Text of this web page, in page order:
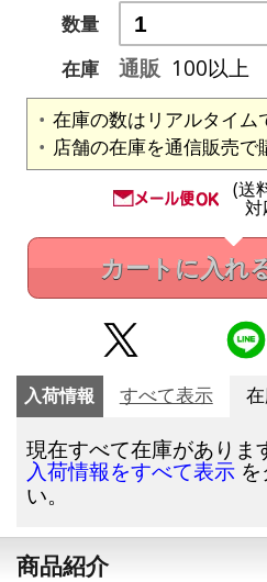
数量
在庫
通販 100以上
在庫の数はリアルタイム
店舗の在庫を通信販売で
(送
対
カートに入れ
入荷情報 すべて表示
現在すべて在庫がありま
入荷情報をすべて表示
い。
商品紹介